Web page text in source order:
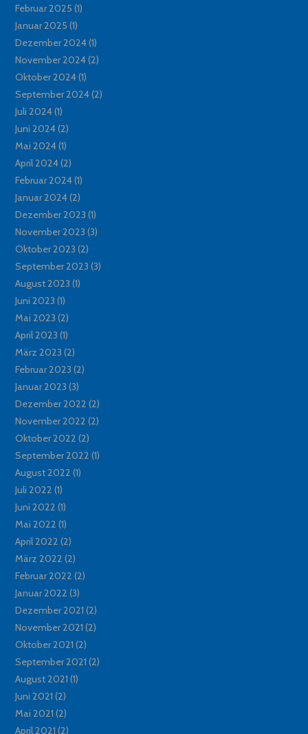
Februar 2025 (1)
Januar 2025 (1)
Dezember 2024(1)
November 2024(2)
Oktober 2024(1)
September 2024(2)
Juli 2024(1)
Juni 2024(2)
Mai 2024(1)
April 2024(2)
Februar 2024(1)
Januar 2024(2)
Dezember 2023 (1)
November 2023 (3)
Oktober 2023 (2)
September 2023 (3)
August 2023 (1)
Juni 2023 (1)
Mai 2023 (2)
April 2023 (1)
März 2023 (2)
Februar 2023 (2)
Januar 2023 (3)
Dezember 2022 (2)
November 2022 (2)
Oktober 2022 (2)
September 2022 (1)
August 2022 (1)
Juli 2022 (1)
Juni 2022 (1)
Mai 2022 (1)
April 2022 (2)
März 2022 (2)
Februar 2022 (2)
Januar 2022 (3)
Dezember 2021 (2)
November 2021 (2)
Oktober 2021 (2)
September 2021 (2)
August 2021 (1)
Juni 2021 (2)
Mai 2021 (2)
April 2021 (2)